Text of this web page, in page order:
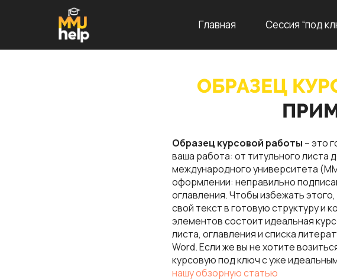
ОБРАЗЕЦ
Главная Сессия “под
Образец курсовой работы – это
ваша работа: от титульного листа
международного университета
оформлении: неправильно
оглавления. Чтобы избежать
свой текст в готовую структуру и
элементов состоит идеальная
листа, оглавления и списка
Word. Если же вы не хотите
курсовую под ключ с уже
нашу обзорную статью